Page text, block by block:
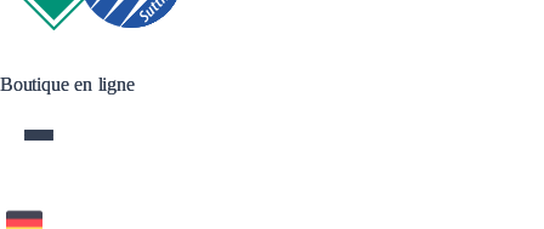
Boutique en ligne
Boutique en ligne